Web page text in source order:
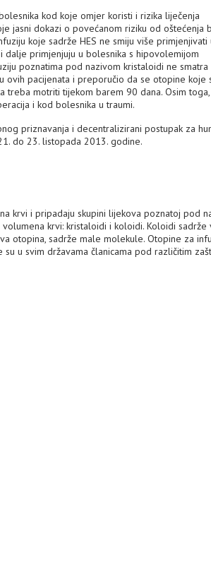
kod koje omjer koristi i rizika liječenja
jasni dokazi o povećanom riziku od oštećenja
koje sadrže HES ne smiju više primjenjivati
dalje primjenjuju u bolesnika s hipovolemijom
poznatima pod nazivom kristaloidi ne smatra
ovih pacijenata i preporučio da se otopine koje
motriti tijekom barem 90 dana. Osim toga,
i kod bolesnika u traumi.
priznavanja i decentralizirani postupak za
do 23. listopada 2013. godine.
krvi i pripadaju skupini lijekova poznatoj pod
krvi: kristaloidi i koloidi. Koloidi sadrže
otopina, sadrže male molekule. Otopine za
u svim državama članicama pod različitim